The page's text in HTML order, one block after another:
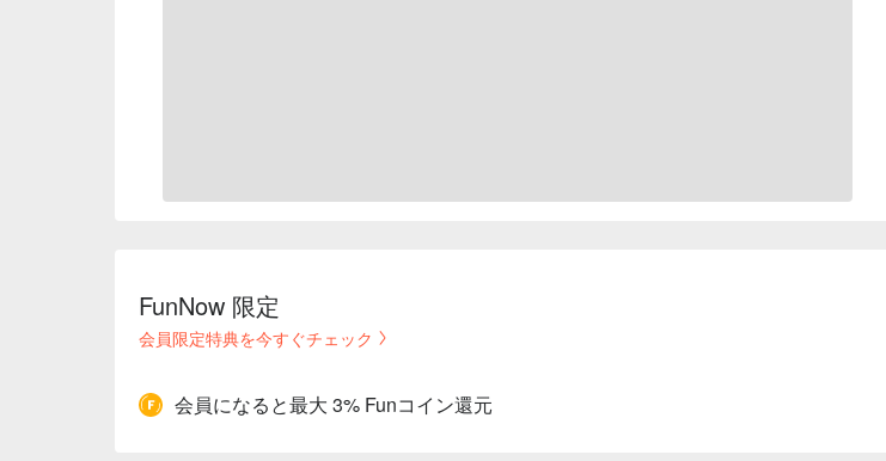
FunNow 限定
会員限定特典を今すぐチェック
会員になると最大 3% Funコイン還元